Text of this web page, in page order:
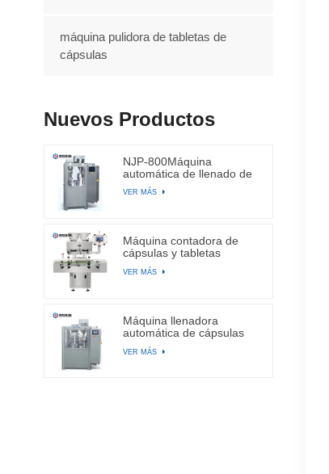
máquina pulidora de tabletas de
cápsulas
Nuevos Productos
NJP-800Máquina
automática de llenado de
cápsulas
VER MÁS
Máquina contadora de
cápsulas y tabletas
electrónicas automáticas
de canal BA-DSL-24C
VER MÁS
Máquina llenadora
automática de cápsulas
de gelatina dura NJP-
2500
VER MÁS